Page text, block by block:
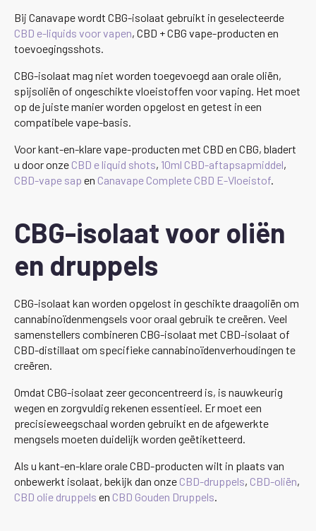
Bij Canavape wordt CBG-isolaat gebruikt in geselecteerde
CBD e-liquids voor vapen, CBD + CBG vape-producten en
toevoegingsshots.
CBG-isolaat mag niet worden toegevoegd aan orale oliën,
spijsoliën of ongeschikte vloeistoffen voor vaping. Het moet
op de juiste manier worden opgelost en getest in een
compatibele vape-basis.
Voor kant-en-klare vape-producten met CBD en CBG, bladert
u door onze CBD e liquid shots, 10ml CBD-aftapsapmiddel,
CBD-vape sap en Canavape Complete CBD E-Vloeistof
CBG-isolaat voor oliën
en druppels
CBG-isolaat kan worden opgelost in geschikte draagoliën om
cannabinoïdenmengsels voor oraal gebruik te creëren. Veel
samenstellers combineren CBG-isolaat met CBD-isolaat of
CBD-distillaat om specifieke cannabinoïdenverhoudingen te
creëren.
Omdat CBG-isolaat zeer geconcentreerd is, is nauwkeurig
wegen en zorgvuldig rekenen essentieel. Er moet een
precisieweegschaal worden gebruikt en de afgewerkte
mengsels moeten duidelijk worden geëtiketteerd.
Als u kant-en-klare orale CBD-producten wilt in plaats van
onbewerkt isolaat, bekijk dan onze CBD-druppels, CBD-oliën,
CBD olie druppels en CBD Gouden Druppels